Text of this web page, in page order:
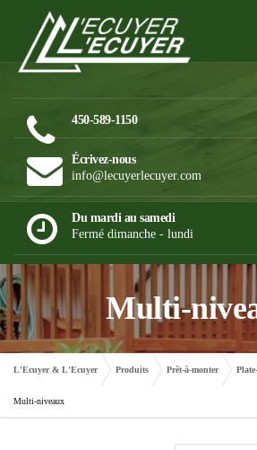
450-589-1150
Écrivez-nous
info@lecuyerlecuyer.com
Du mardi au samedi
Fermé dimanche - lundi
Multi-
L'Ecuyer & L'Ecuyer Produits Prêt-à-monter
Multi-niveaux